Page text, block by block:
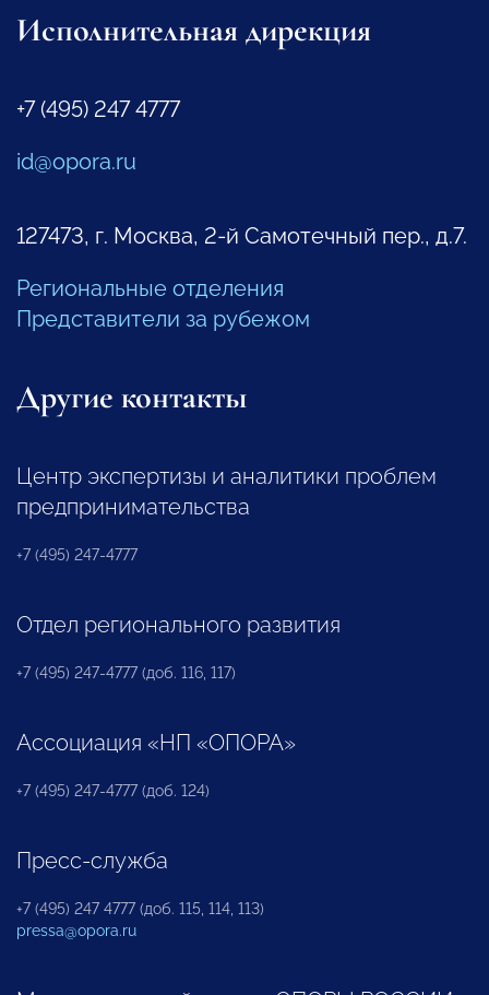
Исполнительная дирекция
+7 (495) 247 4777
id@opora.ru
127473, г. Москва, 2-й Самотечный пер., д.7.
Региональные отделения
Представители за рубежом
Другие контакты
Центр экспертизы и аналитики проблем
предпринимательства
+7 (495) 247-4777
Отдел регионального развития
+7 (495) 247-4777 (доб. 116, 117)
Ассоциация «НП «ОПОРА»
+7 (495) 247-4777 (доб. 124)
Пресс-служба
+7 (495) 247 4777 (доб. 115, 114, 113)
pressa@opora.ru